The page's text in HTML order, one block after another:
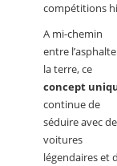
compétitions
A mi-chemin
entre
la terre, ce
concept
continue de
séduire avec
voitures
légendaires et